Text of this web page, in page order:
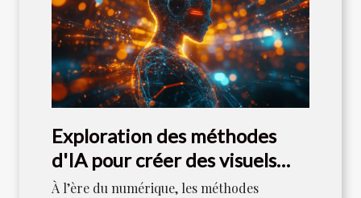
Exploration des méthodes
d'IA pour créer des visuels
uniques
À l’ère du numérique, les méthodes